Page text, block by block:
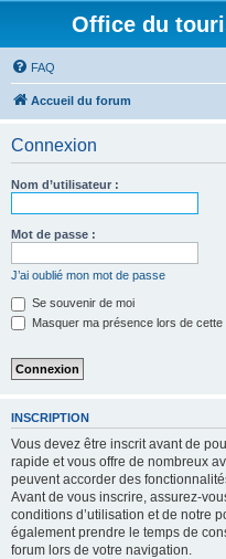
Office du
FAQ
Accueil du forum
Connexion
Nom d’utilisateur :
Mot de passe :
J’ai oublié mon mot de passe
Se souvenir de moi
Masquer ma présence lors de
INSCRIPTION
Vous devez être inscrit avant de
rapide et vous offre de nombreux
peuvent accorder des
Avant de vous inscrire, assurez-
conditions d’utilisation et de notre
également prendre le temps de
forum lors de votre navigation.